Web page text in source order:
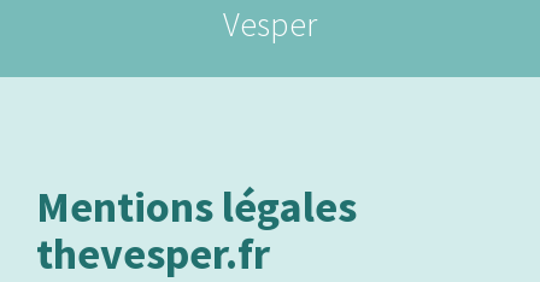
Vesper
Mentions légales
thevesper.fr